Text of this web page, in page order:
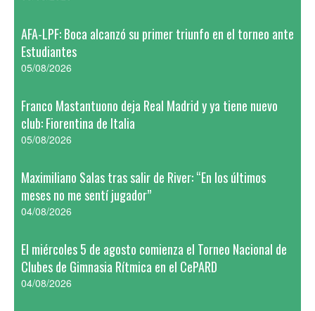
AFA-LPF: Boca alcanzó su primer triunfo en el torneo ante
Estudiantes
05/08/2026
Franco Mastantuono deja Real Madrid y ya tiene nuevo
club: Fiorentina de Italia
05/08/2026
Maximiliano Salas tras salir de River: “En los últimos
meses no me sentí jugador”
04/08/2026
El miércoles 5 de agosto comienza el Torneo Nacional de
Clubes de Gimnasia Rítmica en el CePARD
04/08/2026